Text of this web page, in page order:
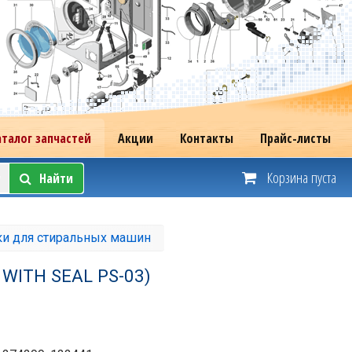
запчастей Акции Контакты Прайс-листы
Найти Корзина пуста
для стиральных машин
SEAL PS-03)